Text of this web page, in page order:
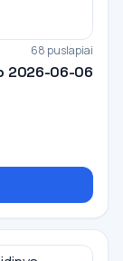
68 puslapiai
2026-06-06